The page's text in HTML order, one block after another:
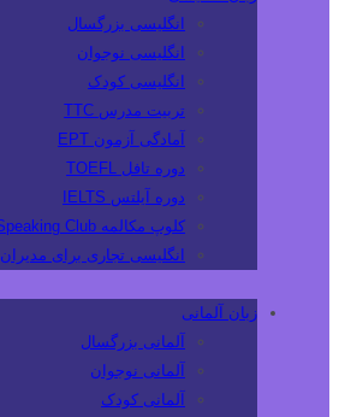
انگلیسی بزرگسال
انگلیسی نوجوان
انگلیسی کودک
تربیت مدرس TTC
آمادگی آزمون EPT
دوره تافل TOEFL
دوره آیلتس IELTS
کلوپ مکالمه Speaking Club
انگلیسی تجاری برای مدیران
زبان آلمانی
آلمانی بزرگسال
آلمانی نوجوان
آلمانی کودک